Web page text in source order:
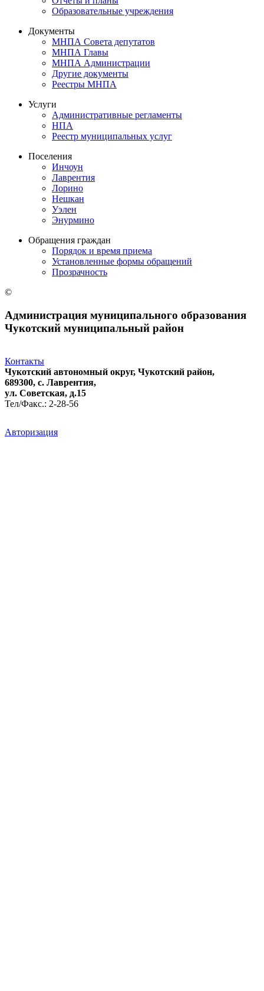
Образовательные учреждения
Документы
МНПА Совета депутатов
МНПА Главы
МНПА Администрации
Другие документы
Реестры МНПА
Услуги
Административные регламенты
НПА
Реестр муниципальных услуг
Поселения
Инчоун
Лаврентия
Лорино
Нешкан
Уэлен
Энурмино
Обращения граждан
Порядок и время приема
Установленные формы обращений
Прозрачность
©
Администрация муниципального образования
Чукотский муниципальный район
Контакты
Чукотский автономный округ, Чукотский район,
689300, с. Лаврентия,
ул. Советская, д.15
Тел/Факс.: 2-28-56
Авторизация